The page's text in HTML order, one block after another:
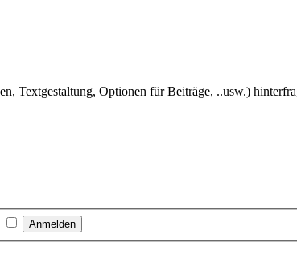
Textgestaltung, Optionen für Beiträge, ..usw.)